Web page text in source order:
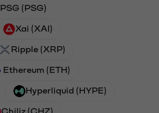
PSG (PSG)
Xai (XAI)
Ripple (XRP)
Ethereum (ETH)
Hyperliquid (HYPE)
Chiliz (CHZ)